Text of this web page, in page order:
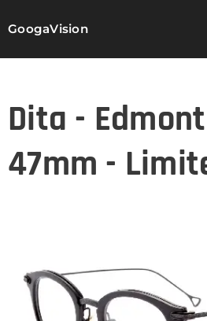
GoogaVision
Dita -
47mm -